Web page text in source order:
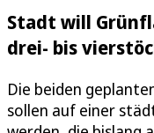
Stadt will
drei- bis
Die beiden
sollen auf einer